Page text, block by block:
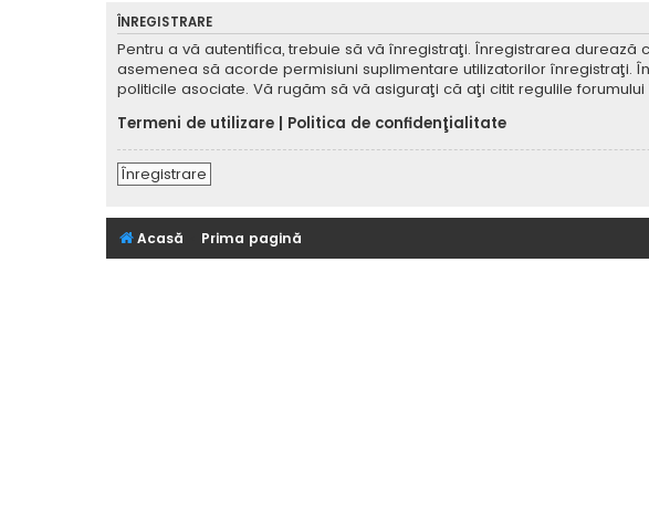
ÎNREGISTRARE
Pentru a vă autentifica, trebuie să vă înregistraţi. Înregistrarea
asemenea să acorde permisiuni suplimentare utilizatorilor înregistraţi.
politicile asociate. Vă rugăm să vă asiguraţi că aţi citit regulile
Termeni de utilizare
Politica de confidenţialitate
Înregistrare
Acasă Prima pagină